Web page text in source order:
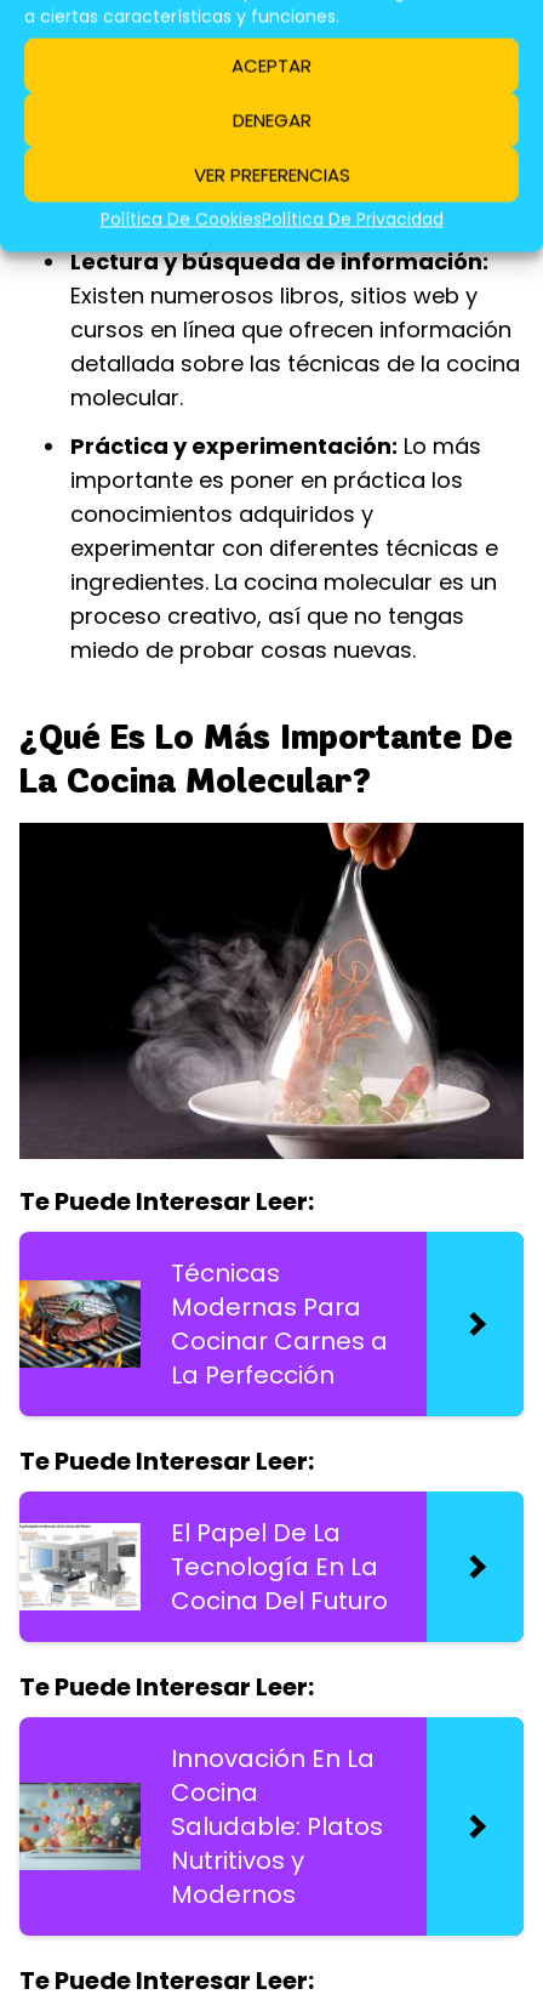
a ciertas características y funciones.
ACEPTAR
DENEGAR
VER PREFERENCIAS
Política De CookiesPolítica De Privacidad
Conocimiento y Experimentación
Entender los principios básicos:
Familiarizarse con las reacciones
químicas que ocurren en la cocina, como
la gelificación, la emulsión y la
esferificación.
Lectura y búsqueda de información:
Existen numerosos libros, sitios web y
cursos en línea que ofrecen información
detallada sobre las técnicas de la cocina
molecular.
Práctica y experimentación: Lo más
importante es poner en práctica los
conocimientos adquiridos y
experimentar con diferentes técnicas e
ingredientes. La cocina molecular es un
proceso creativo, así que no tengas
miedo de probar cosas nuevas.
¿Qué Es Lo Más Importante De
La Cocina Molecular?
Te Puede Interesar Leer:
Técnicas
Modernas Para
Cocinar Carnes a
La Perfección
Te Puede Interesar Leer:
El Papel De La
Tecnología En La
Cocina Del Futuro
Te Puede Interesar Leer:
Innovación En La
Cocina
Saludable: Platos
Nutritivos y
Modernos
Te Puede Interesar Leer: